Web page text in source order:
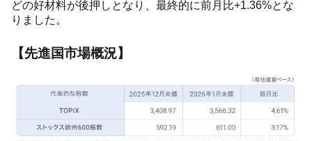
どの好材料が後押しとなり、最終的に前月比+1.36%とな
りました。
【先進国市場概況】